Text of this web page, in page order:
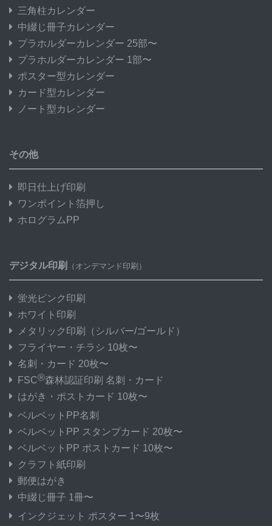
三角柱カレンダー
中綴じ冊子カレンダー
プラホルダーカレンダー 25部〜
プラホルダーカレンダー 1部〜
ポスター型カレンダー
カード型カレンダー
ノート型カレンダー
その他
即日仕上げ印刷
ワンポイント箔押し
ホログラムPP
デジタル印刷 （オンデマンド印刷）
蛍光ピンク印刷
ホワイト印刷
メタリック印刷
（シルバー/ゴールド）
フライヤー・チラシ 10枚〜
名刺・カード 20枚〜
FSC®森林認証印刷 名刺・カード
はがき・ポストカード 10枚〜
ベルベットPP名刺
ベルベットPP スタンプカード 20枚〜
ベルベットPP ポストカード 10枚〜
クラフト紙印刷
郵便はがき
中綴じ冊子 1冊〜
インクジェット ポスター 1〜9枚